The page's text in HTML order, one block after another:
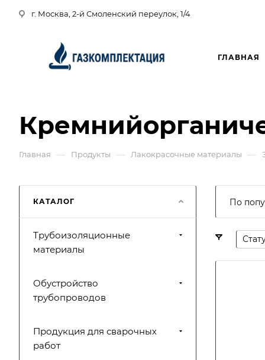
г. Москва, 2-й Смоленский переулок, 1/4
ГЛАВНАЯ
Главная — Продукты — Лакокрасочные материалы —
По
КАТАЛОГ
Трубоизоляционные
материалы
Обустройство
трубопроводов
Продукция для сварочных
работ